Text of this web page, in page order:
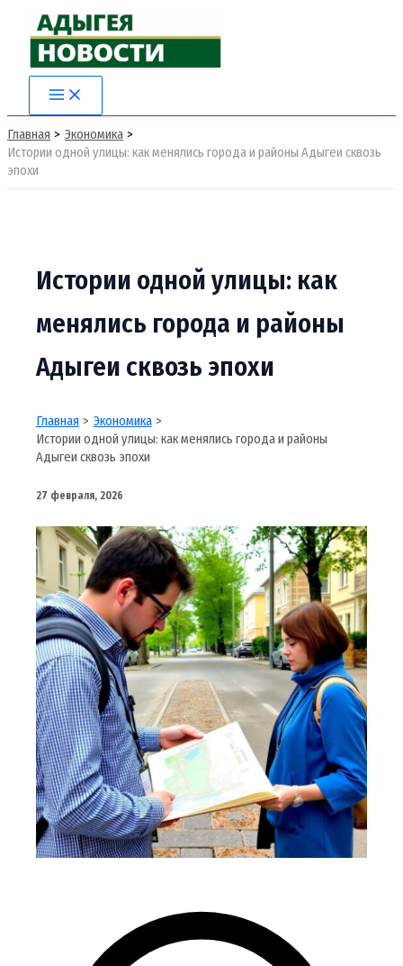
Перейти
содержимому
Главная
Экономика
Истории одной улицы: как менялись города и районы Адыгеи сквозь
эпохи
Истории одной улицы: как
менялись города и районы
Адыгеи сквозь эпохи
Главная
Экономика
Истории одной улицы: как менялись города и районы
Адыгеи сквозь эпохи
27 февраля, 2026